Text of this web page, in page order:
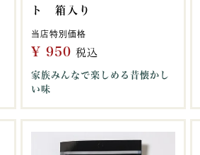
ト 箱入り
当店特別価格
¥ 950 税込
家族みんなで楽しめる昔懐かし
い味